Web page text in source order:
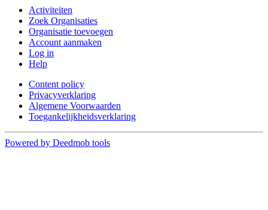
Activiteiten
Zoek Organisaties
Organisatie toevoegen
Account aanmaken
Log in
Help
Content policy
Privacyverklaring
Algemene Voorwaarden
Toegankelijkheidsverklaring
Powered by Deedmob tools